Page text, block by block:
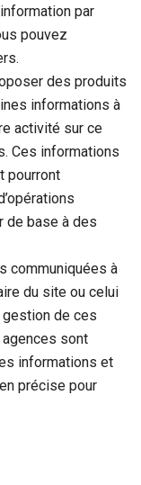
par
pouvez
des produits
informations à
activité sur ce
Ces informations
pourront
de base à des
communiquées à
du site ou celui
de ces
sont
informations et
précise pour